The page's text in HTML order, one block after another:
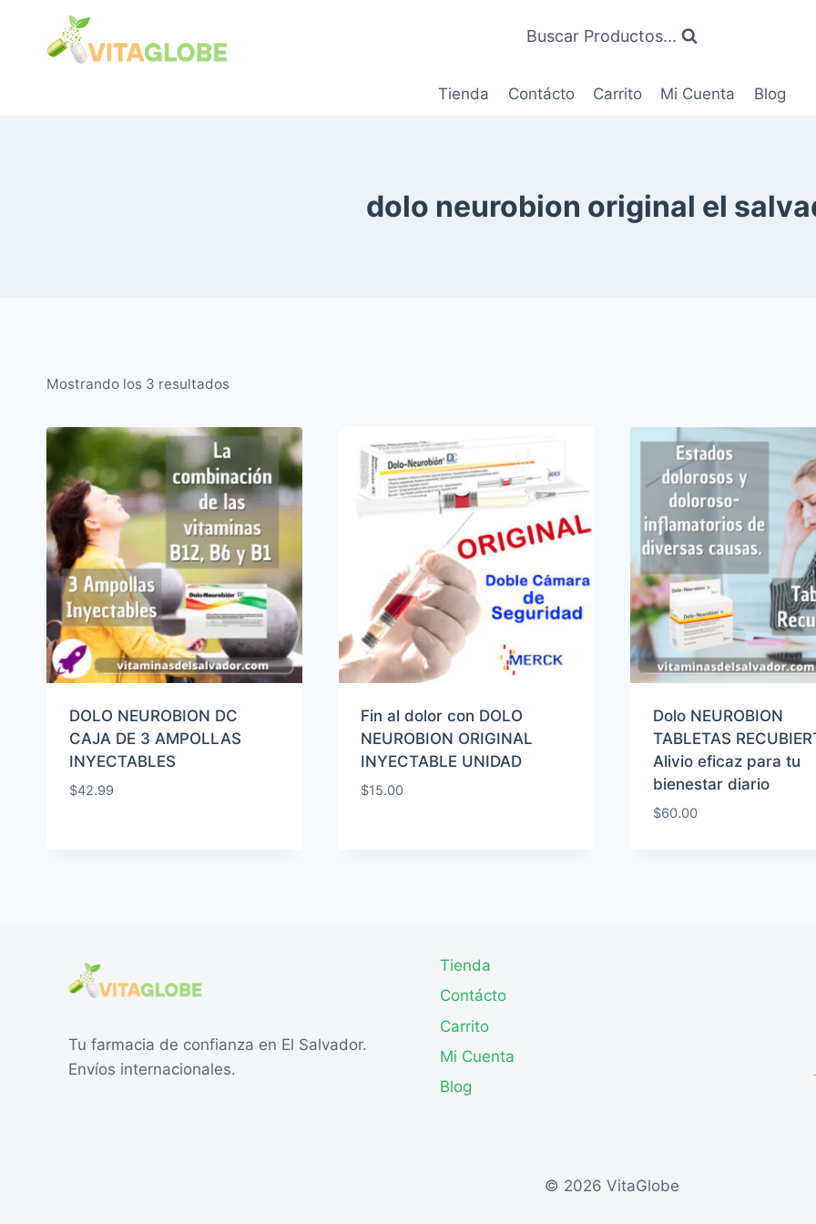
Contenido
Buscar Productos...
Tienda Contácto Carrito Mi Cuenta Blog
dolo neurobion original el
Mostrando los 3 resultadosOrdenado
popularidad
DOLO NEUROBION DC
CAJA DE 3 AMPOLLAS
INYECTABLES
$42.99
Fin al dolor con DOLO
NEUROBION ORIGINAL
INYECTABLE UNIDAD
$15.00
Dolo NEUROBION
TABLETAS
Alivio eficaz para tu
bienestar diario
$60.00
Tu farmacia de confianza en El Salvador.
Envíos internacionales.
Tienda
Contácto
Carrito
Mi Cuenta
Blog
© 2026 VitaGlobe